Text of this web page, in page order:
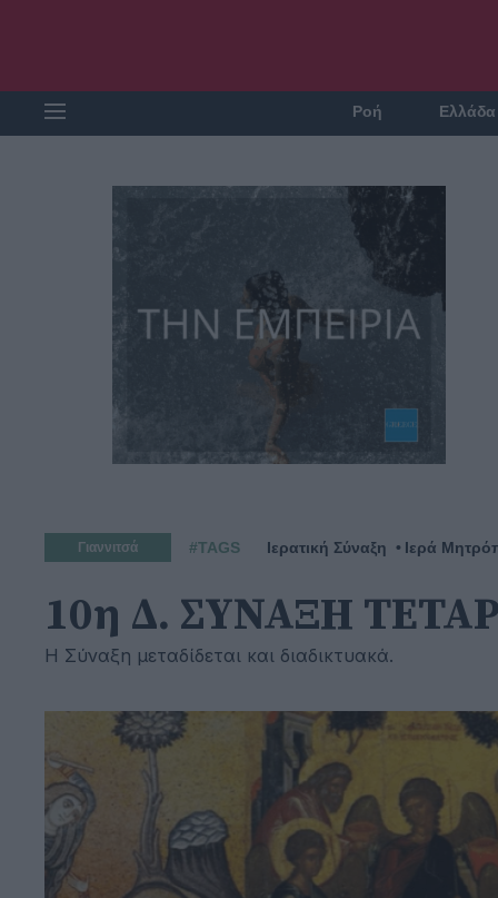
Ροή Ελλάδα
Γιαννιτσά #TAGS Ιερατική Σύναξη Ιερά
10η Δ. ΣΥΝΑΞΗ
Η Σύναξη μεταδίδεται και διαδικτυακά.